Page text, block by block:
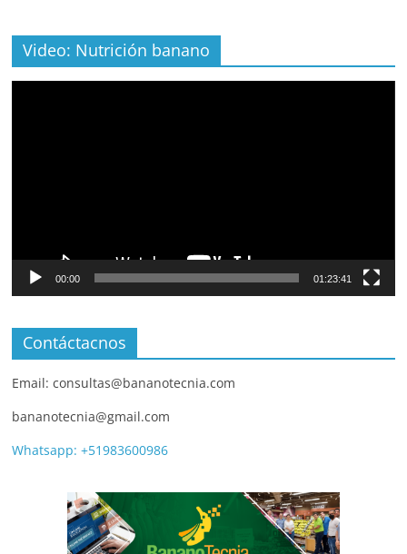
Video: Nutrición banano
00:00 01:23:41
Contáctacnos
Email: consultas@bananotecnia.com
bananotecnia@gmail.com
Whatsapp: +51983600986